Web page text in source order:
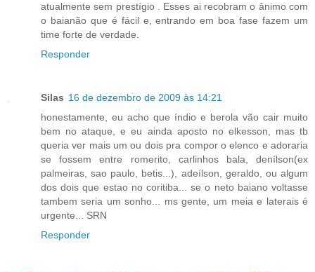
atualmente sem prestígio . Esses ai recobram o ânimo com
o baianão que é fácil e, entrando em boa fase fazem um
time forte de verdade.
Responder
Silas 16 de dezembro de 2009 às 14:21
honestamente, eu acho que índio e berola vão cair muito
bem no ataque, e eu ainda aposto no elkesson, mas tb
queria ver mais um ou dois pra compor o elenco e adoraria
se fossem entre romerito, carlinhos bala, denílson(ex
palmeiras, sao paulo, betis...), adeílson, geraldo, ou algum
dos dois que estao no coritiba... se o neto baiano voltasse
tambem seria um sonho... ms gente, um meia e laterais é
urgente... SRN
Responder